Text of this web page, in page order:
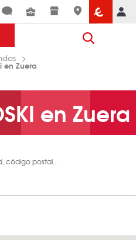
en Zuera
en Zuera
código postal...